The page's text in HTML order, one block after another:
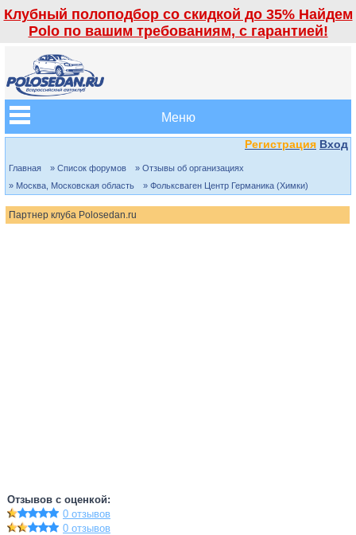
Клубный полоподбор со скидкой до 35% Найдем
Polo по вашим требованиям, с гарантией!
Меню
Регистрация Вход
Главная » Список форумов
» Отзывы об организациях
» Москва, Московская область
» Фольксваген Центр Германика (Химки)
Партнер клуба Polosedan.ru
Отзывов с оценкой:
0 отзывов
0 отзывов